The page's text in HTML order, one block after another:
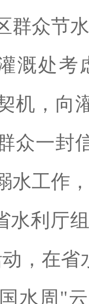
群众节
溉处考
机，向
众一封
水工作
水利厅
，在
水周"